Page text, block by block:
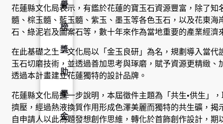
譽
榜
獎
助
學
金
花蓮縣文化局表示，有鑑於花蓮的寶玉石資源豐富，除了
髓、棕玉髓、藍玉髓、紫玉、墨玉等各色玉石，以及花東
石、綠泥岩及圖案石等，數十年來作為當地重要的產業經濟
在此基礎之上，文化局以「金玉良研」為名，規劃導入當
玉石切磨技術，並透過善加思考與琢磨，賦予資源更精緻
透過本計畫建立花蓮獨特的設計品牌。
花蓮縣文化局進一步說明，本屆徵件主題為「共生•供生」
擠壓，經過熱液換質作用形成色澤美麗而獨特的共生礦，
自申請人以此為題發想創作思維，轉化於首飾創作設計，